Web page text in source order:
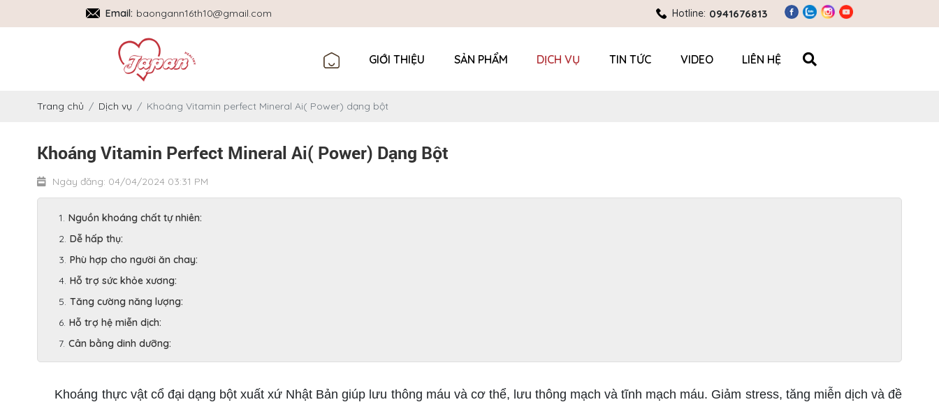
Email: baongann16th10@gmail.com Hotline: 0941676813
GIỚI THIỆU SẢN PHẨM DỊCH VỤ TIN TỨC VIDEO LIÊN HỆ
Trang chủ Dịch vụ Khoáng Vitamin perfect Mineral Ai( Power) dạng bột
Khoáng Vitamin Perfect Mineral Ai( Power) Dạng Bột
Ngày đăng: 04/04/2024 03:31 PM
Nguồn khoáng chất tự nhiên:
Dễ hấp thụ:
Phù hợp cho người ăn chay:
Hỗ trợ sức khỏe xương:
Tăng cường năng lượng:
Hỗ trợ hệ miễn dịch:
Cân bằng dinh dưỡng:
Khoáng thực vật cổ đại dạng bột xuất xứ Nhật Bản giúp lưu thông máu và cơ thể, lưu thông mạch và tĩnh mạch máu. Giảm stress, tăng miễn dịch và đề